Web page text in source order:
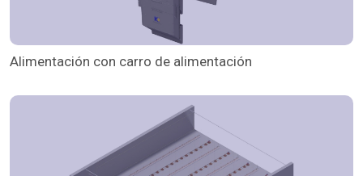
Alimentación con carro de alimentación